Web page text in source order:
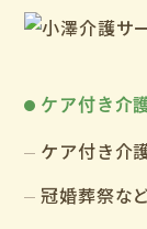
ケア付き介
ケア付き介
冠婚葬祭な